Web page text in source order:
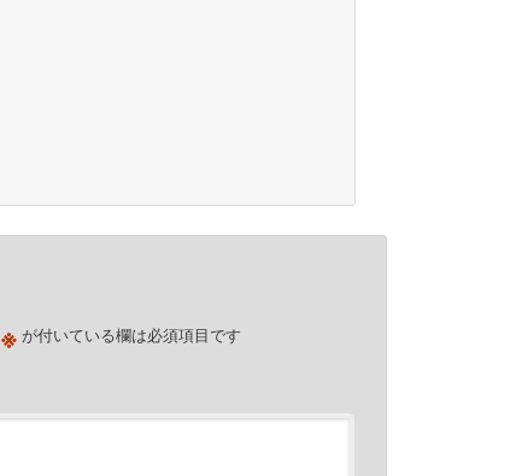
※が付いている欄は必須項目です